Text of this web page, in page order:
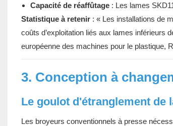
Capacité de réaffûtage: Les lames
Statistique à retenir: « Les installations de
coûts d’exploitation liés aux lames inférieurs
européenne des machines pour le plastique,
3. Conception à
Le goulot d'étranglement de
Les broyeurs conventionnels à presse